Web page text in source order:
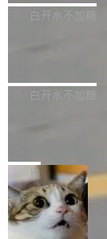
成兜底——锯齿波
的不只是速度，而
正，才能成为机器
张CT影像上完成像
们彻底收敛了旧配
白开水不加糖
理工具。它可以查
新功能 macOS：
通过 AirDop 共享
支持可向服务器后
k：Compress
白开水不加糖
ube 视频，标题是
故事"。视频核心
了，仍然像一个永
流、布局系统、
局
DBeaver 26.1.4
DBeaver 是一个